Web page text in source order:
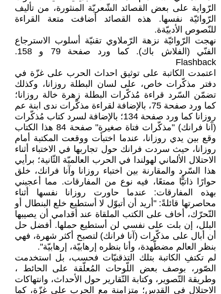
الرّواية على بعض القصائد الشّعريّة المنثورة، من تأليف
الرّوائيّة نفسها. هذه القصائد أضافت متعة القراءة
للنّصوص الأدبيّةة.
نهجت الرّوائيّة نزهة الرّملاوي تقنيّة أسلوب الاسترجاع
الفنّي (الفلاش باك). كما ورد صفحة 79 و 158.
Flashback
اعتمدت الكاتبة على توثيق احداث الحرب على غزّة في
دفتر مذكّرات خاص، على لسان البطلة روزانا، وكذلك
تضمّن السّرد قراءة مُذكّرات البطلة زهرة خالة روزانا؛
كما ورد صفحة 75، بالإضافة لقراءة مذكّرات ندى ابنة عم
روزانا كما ورد صفحة 134؛ بالإضافة لسرد كتاب مُذكّرات
(آنا فرانك) "مذكّرات فتاة صغيرة" صفحة 84 هذا الكتاب
وقع بين يدي روزانا، عندما اختبأت ووقعت المكتبة أمام
روزانا، حيث سردت فرانك حول تجاربها في الاختباء أثناء
الاحتلال الألماني لهولندا في الحرب العالميّة الثّانية؛ برأيي
هذا السّرد والمقارنة بين اختباء روزانا وآنا فرانك، خلق
حوارًا ذاتيًّا ممتعًا، فيه نوع من المفارقات. مما أعجبني
بهذه المفارقات: عندما حاورت روزانا نفسها أثناء
محاصرتها قائلةً: "أريد أن أتبوّل لا أستطيع خلع البنطال أو
التّحرّك، أخاف على الكتب الملقاة عند أقدامي أن يصيبها
البلل، إن بلت على نفسي لن أستطيع حملها. أفضل حل
أن أبال على مذكّرات (آنا فرانك) لتصبح أكثر شهرة، فهي
بنظر العالم مضطّهدة، وأنا بنظره إرهابيّة، إرهابيّة".
لم تكتفِ الكاتبة بتلك التذقنيّات فحسب، بل استخدمت
الصّور، بوصف بعض اللّوحات المُعلّقة على الحائط ،
وطريقة التّصوير، وكتابة التّقارير حول الأحداث، وانتهاكات
الاحتلال في القدس؛ متزامنة مع الحرب على غزّة، كما